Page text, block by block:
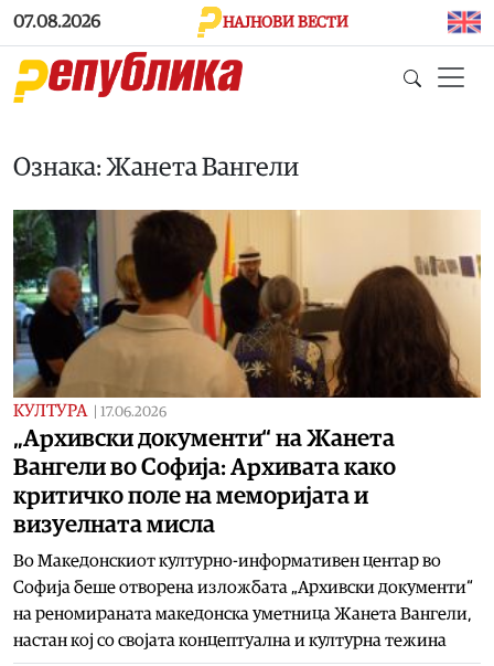
Skip to main content
07.08.2026 НАЈНОВИ ВЕСТИ
Ознака: Жанета Вангели
КУЛТУРА 17.06.2026
„Архивски документи“ на Жанета
Вангели во Софија: Архивата како
критичко поле на меморијата и
визуелната мисла
Во Македонскиот културно-информативен центар во
Софија беше отворена изложбата „Архивски документи“
на реномираната македонска уметница Жанета Вангели,
настан кој со својата концептуална и културна тежина